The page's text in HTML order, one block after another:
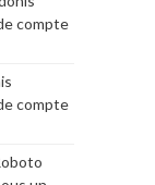
compte
compte